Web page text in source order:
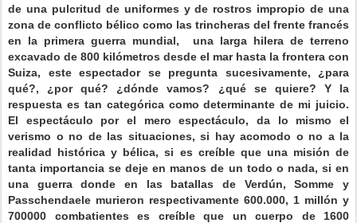
de una pulcritud de uniformes y de rostros impropio de una
zona de conflicto bélico como las trincheras del frente francés
en la primera guerra mundial, una larga hilera de terreno
excavado de 800 kilómetros desde el mar hasta la frontera con
Suiza, este espectador se pregunta sucesivamente, ¿para
qué?, ¿por qué? ¿dónde vamos? ¿qué se quiere? Y la
respuesta es tan categórica como determinante de mi juicio.
El espectáculo por el mero espectáculo, da lo mismo el
verismo o no de las situaciones, si hay acomodo o no a la
realidad histórica y bélica, si es creíble que una misión de
tanta importancia se deje en manos de un todo o nada, si en
una guerra donde en las batallas de Verdún, Somme y
Passchendaele murieron respectivamente 600.000, 1 millón y
700000 combatientes es creíble que un cuerpo de 1600